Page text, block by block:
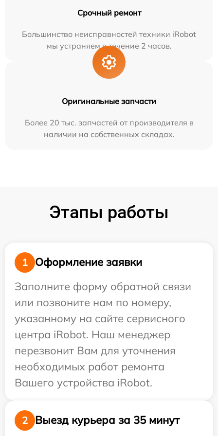
Срочный ремонт
Большинство неисправностей техники iRobot
мы устраняем в течение 2 часов.
Оригинальные запчасти
Более 20 тыс. запчастей от производителя в
наличии на собственных складах.
Этапы работы
1
Оформление заявки
Заполните форму обратной связи
или позвоните нам по номеру,
указанному на сайте сервисного
центра iRobot. Наш менеджер
перезвонит Вам для уточнения
необходимых работ ремонта
Вашего устройства iRobot.
2 Выезд курьера за 35 минут